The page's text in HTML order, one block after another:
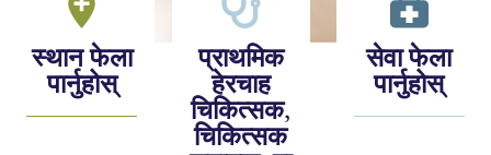
स्थान फेला
पार्नुहोस्
प्राथमिक
हेरचाह
चिकित्सक,
चिकित्सक
सेवा फेला
पार्नुहोस्